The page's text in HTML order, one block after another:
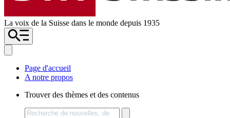
La voix de la Suisse dans le monde depuis 1935
Page d'accueil
A notre propos
Trouver des thèmes et des contenus
Chercher